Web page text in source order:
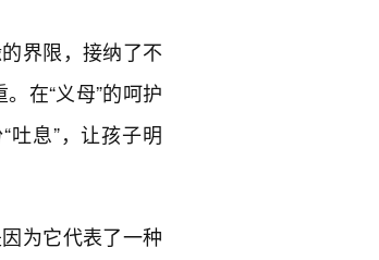
界限，接纳了不
在“义母”的呵护
吐息”，让孩子明
为它代表了一种